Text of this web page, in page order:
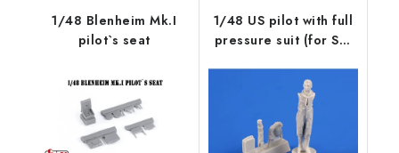
1/48 Blenheim Mk.I
pilot`s seat
1/48 US pilot with full
pressure suit (for SR-
planes)